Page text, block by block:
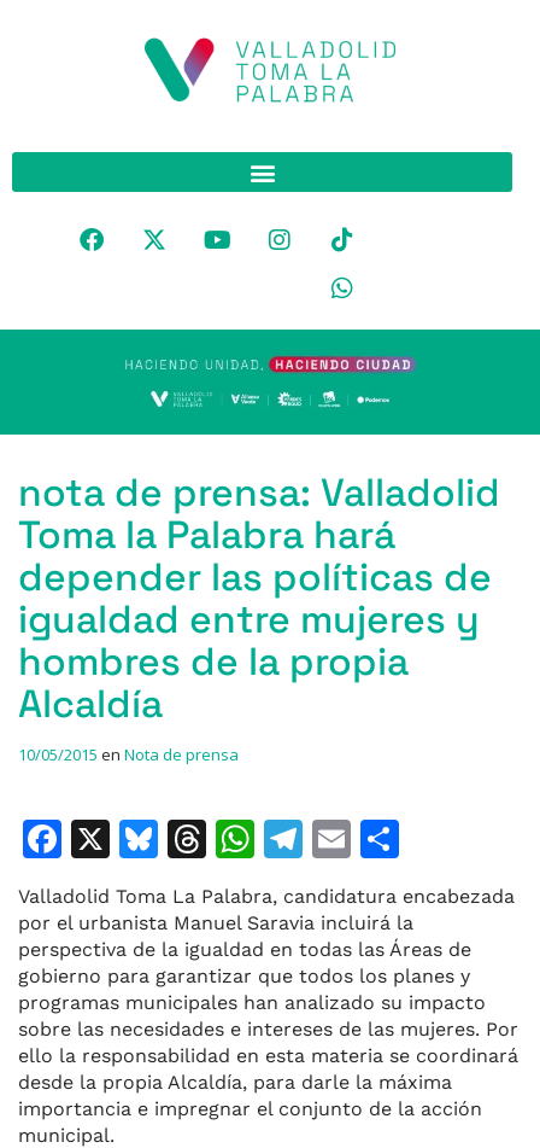
nota de prensa: Valladolid
Toma la Palabra hará
depender las políticas de
igualdad entre mujeres y
hombres de la propia
Alcaldía
10/05/2015 en Nota de prensa
F
a
c
e
b
o
o
k
X
Bl
u
e
s
k
y
T
h
re
a
d
s
W
at
s
A
p
p
T
el
e
gr
a
m
E
ai
l
m
p
ar
ti
r
Valladolid Toma La Palabra, candidatura encabezada
por el urbanista Manuel Saravia incluirá la
perspectiva de la igualdad en todas las Áreas de
gobierno para garantizar que todos los planes y
programas municipales han analizado su impacto
sobre las necesidades e intereses de las mujeres. Por
ello la responsabilidad en esta materia se coordinará
desde la propia Alcaldía, para darle la máxima
importancia e impregnar el conjunto de la acción
municipal.